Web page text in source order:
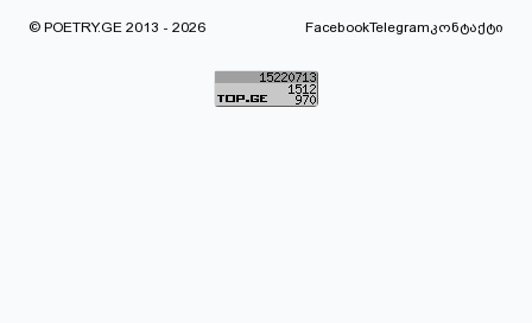
© POETRY.GE 2013 - 2026 FacebookTelegramკონტაქტი